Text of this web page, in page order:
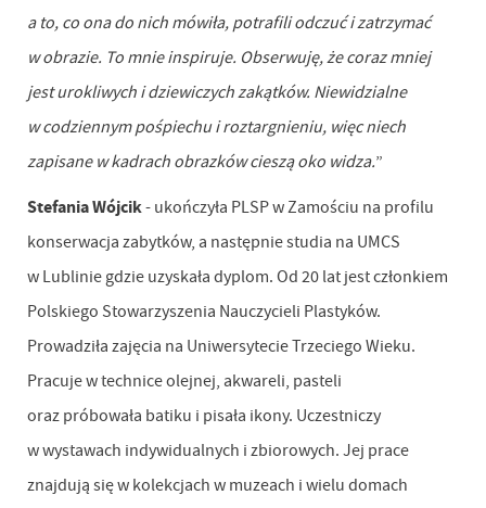
a to, co ona do nich mówiła, potrafili odczuć i zatrzymać
w obrazie. To mnie inspiruje. Obserwuję, że coraz mniej
jest urokliwych i dziewiczych zakątków. Niewidzialne
w codziennym pośpiechu i roztargnieniu, więc niech
zapisane w kadrach obrazków cieszą oko widza.”
Stefania Wójcik- ukończyła PLSP w Zamościu na profilu
konserwacja zabytków, a następnie studia na UMCS
w Lublinie gdzie uzyskała dyplom. Od 20 lat jest członkiem
Polskiego Stowarzyszenia Nauczycieli Plastyków.
Prowadziła zajęcia na Uniwersytecie Trzeciego Wieku.
Pracuje w technice olejnej, akwareli, pasteli
oraz próbowała batiku i pisała ikony. Uczestniczy
w wystawach indywidualnych i zbiorowych. Jej prace
znajdują się w kolekcjach w muzeach i wielu domach